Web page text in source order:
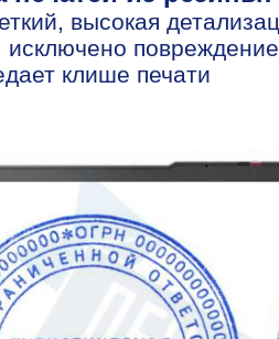
высокая
клише печати